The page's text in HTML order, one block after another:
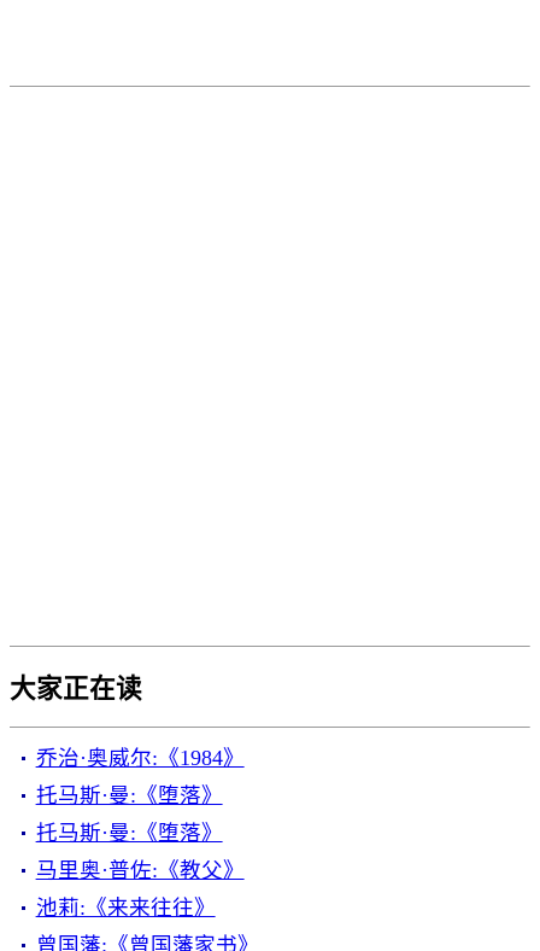
大家正在读
乔治·奥威尔:《1984》
托马斯·曼:《堕落》
托马斯·曼:《堕落》
马里奥·普佐:《教父》
池莉:《来来往往》
曾国藩:《曾国藩家书》